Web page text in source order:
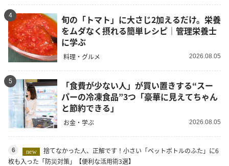
4
旬の「トマト」に大さじ2加えるだけ。栄養
をムダなく摂れる簡単レシピ｜管理栄養士
に学ぶ
料理・グルメ 2026.08.05
5
「食費が少ない人」が買い置きする“スー
パーの冷凍食品”3つ「豪華に見えてちゃん
と節約できる」
お金・学ぶ 2026.08.05
6 new
捨てなかった人、正解です！小さい「ペットボトルのふた」に6
枚も入った「防災対策」【便利な活用術3選】